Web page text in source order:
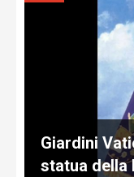
Giardini
statua della